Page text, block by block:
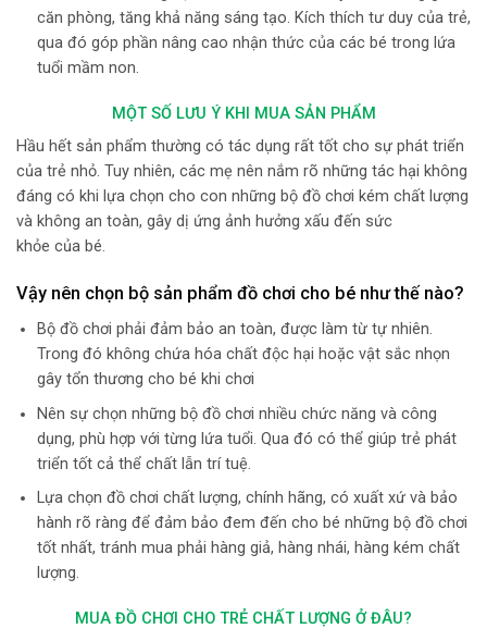
căn phòng, tăng khả năng sáng tạo. Kích thích tư duy của trẻ,
qua đó góp phần nâng cao nhận thức của các bé trong lứa
tuổi mầm non.
MỘT SỐ LƯU Ý KHI MUA SẢN PHẨM
Hầu hết sản phẩm thường có tác dụng rất tốt cho sự phát triển
của trẻ nhỏ. Tuy nhiên, các mẹ nên nắm rõ những tác hại không
đáng có khi lựa chọn cho con những bộ đồ chơi kém chất lượng
và không an toàn, gây dị ứng ảnh hưởng xấu đến sức
khỏe của bé.
Vậy nên chọn bộ sản phẩm đồ chơi cho bé như thế nào?
Bộ đồ chơi phải đảm bảo an toàn, được làm từ tự nhiên.
Trong đó không chứa hóa chất độc hại hoặc vật sắc nhọn
gây tổn thương cho bé khi chơi
Nên sự chọn những bộ đồ chơi nhiều chức năng và công
dụng, phù hợp với từng lứa tuổi. Qua đó có thể giúp trẻ phát
triển tốt cả thể chất lẫn trí tuệ.
Lựa chọn đồ chơi chất lượng, chính hãng, có xuất xứ và bảo
hành rõ ràng để đảm bảo đem đến cho bé những bộ đồ chơi
tốt nhất, tránh mua phải hàng giả, hàng nhái, hàng kém chất
lượng.
MUA ĐỒ CHƠI CHO TRẺ CHẤT LƯỢNG Ở ĐÂU?